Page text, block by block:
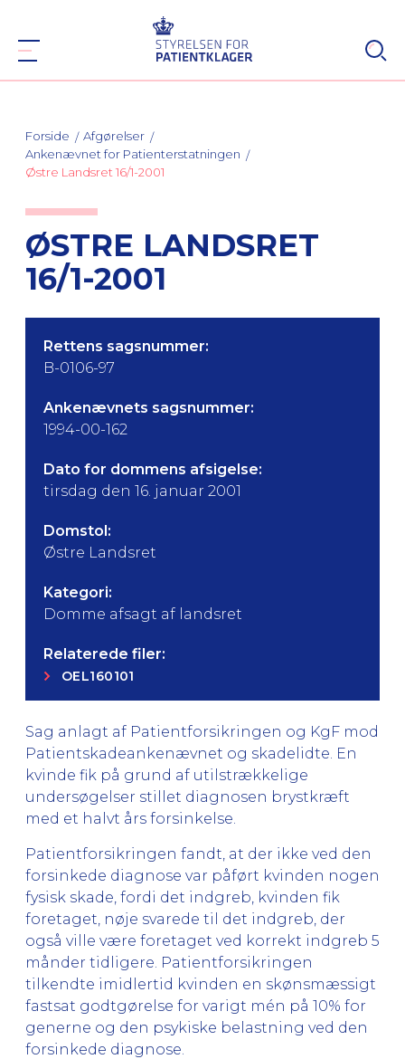
Forside
Afgørelser
Ankenævnet for Patienterstatningen
Østre Landsret 16/1-2001
ØSTRE LANDSRET
16/1-2001
Rettens sagsnummer:
B-0106-97
Ankenævnets sagsnummer:
1994-00-162
Dato for dommens afsigelse:
tirsdag den 16. januar 2001
Domstol:
Østre Landsret
Kategori:
Domme afsagt af landsret
Relaterede filer:
OEL160101
Sag anlagt af Patientforsikringen og KgF mod
Patientskadeankenævnet og skadelidte. En
kvinde fik på grund af utilstrækkelige
undersøgelser stillet diagnosen brystkræft
med et halvt års forsinkelse.
Patientforsikringen fandt, at der ikke ved den
forsinkede diagnose var påført kvinden nogen
fysisk skade, fordi det indgreb, kvinden fik
foretaget, nøje svarede til det indgreb, der
også ville være foretaget ved korrekt indgreb 5
månder tidligere. Patientforsikringen
tilkendte imidlertid kvinden en skønsmæssigt
fastsat godtgørelse for varigt mén på 10% for
generne og den psykiske belastning ved den
forsinkede diagnose.